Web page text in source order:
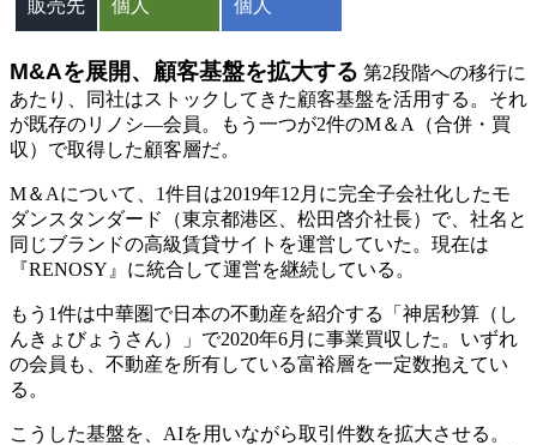
販売先 個人 個人
M&Aを展開、顧客基盤を拡大する 第2段階への移行に
あたり、同社はストックしてきた顧客基盤を活用する。それ
が既存のリノシ―会員。もう一つが2件のM＆A（合併・買
収）で取得した顧客層だ。
M＆Aについて、1件目は2019年12月に完全子会社化したモ
ダンスタンダード（東京都港区、松田啓介社長）で、社名と
同じブランドの高級賃貸サイトを運営していた。現在は
『RENOSY』に統合して運営を継続している。
もう1件は中華圏で日本の不動産を紹介する「神居秒算（し
んきょびょうさん）」で2020年6月に事業買収した。いずれ
の会員も、不動産を所有している富裕層を一定数抱えてい
る。
こうした基盤を、AIを用いながら取引件数を拡大させる。